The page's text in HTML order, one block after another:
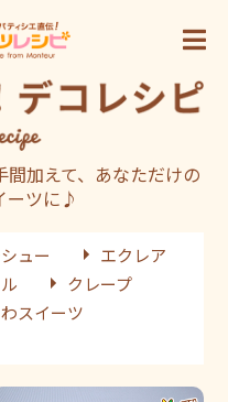
加えて、あなただけの
ーツに♪
ュー
エクレア
クレープ
わスイーツ